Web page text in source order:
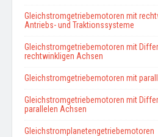
Gleichstromgetriebemotoren mit
Antriebs- und Traktionssysteme
Gleichstromgetriebemotoren mit
rechtwinkligen Achsen
Gleichstromgetriebemotoren mit
Gleichstromgetriebemotoren mit
parallelen Achsen
Gleichstromplanetengetriebemotoren